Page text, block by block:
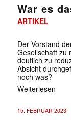
War es
ARTIKEL
Der Vorstand
Gesellschaft zu
deutlich zu
Absicht
noch was?
Weiterlesen
15. FEBRUAR 2023